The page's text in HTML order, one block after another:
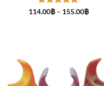
ให้คะแนน
114.00฿ – 155.00฿Price